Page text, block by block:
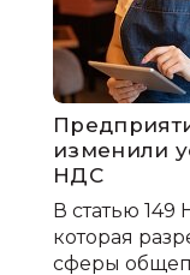
изменили
НДС
В статью
которая
сферы